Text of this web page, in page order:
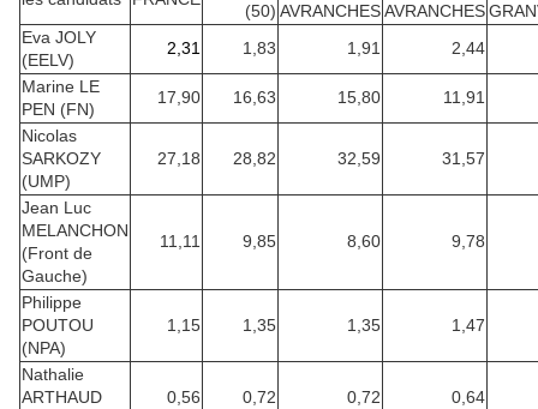
(50) AVRANCHESAVRANCHES
Eva JOLY
(EELV)
2,31 1,83 1,91
2,44
Marine LE
PEN (FN)
17,90 16,63 15,80
11,91
Nicolas
SARKOZY
(UMP)
27,18 28,82 32,59 31,57
Jean Luc
MELANCHON
(Front de
Gauche)
11,11 9,85 8,60 9,78
Philippe
POUTOU
(NPA)
1,15 1,35 1,35 1,47
Nathalie
ARTHAUD
0,56 0,72 0,72 0,64